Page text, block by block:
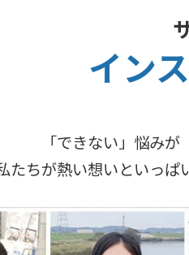
イン
「できない」悩み
たちが熱い想いといっぱ